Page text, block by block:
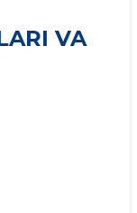
VA